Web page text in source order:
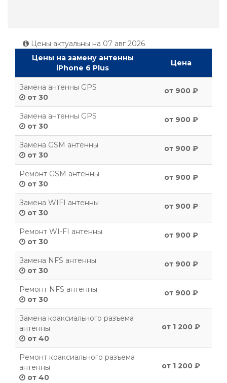
Цены актуальны на 07 авг 2026
Цены на замену антенны
iPhone 6 Plus
Цена
Замена антенны GPS
от 30
от 900 ₽
Замена антенны GPS
от 30
от 900 ₽
Замена GSM антенны
от 30
от 900 ₽
Ремонт GSM антенны
от 30
от 900 ₽
Замена WIFI антенны
от 30
от 900 ₽
Ремонт WI-FI антенны
от 30
от 900 ₽
Замена NFS антенны
от 30
от 900 ₽
Ремонт NFS антенны
от 30
от 900 ₽
Замена коаксиального разъема
антенны
от 40
от 1 200 ₽
Ремонт коаксиального разъема
антенны
от 40
от 1 200 ₽